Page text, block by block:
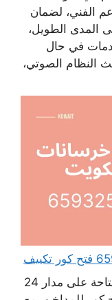
الفني، لضمان
المدى الطويل،
في حال
النظام الصوتي،
خدمات شركة قص خرسانة الكويت متاحة على مدار 24